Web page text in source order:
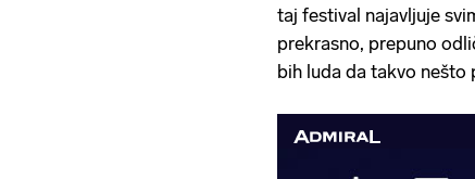
taj festival najavljuje
prekrasno, prepuno
bih luda da takvo nešto